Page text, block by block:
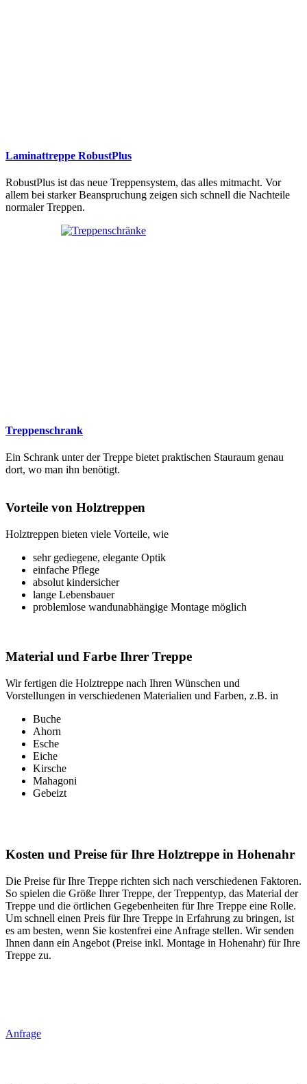
Laminattreppe RobustPlus
RobustPlus ist das neue Treppensystem, das alles mitmacht. Vor
allem bei starker Beanspruchung zeigen sich schnell die Nachteile
normaler Treppen.
Treppenschrank
Ein Schrank unter der Treppe bietet praktischen Stauraum genau
dort, wo man ihn benötigt.
Vorteile von Holztreppen
Holztreppen bieten viele Vorteile, wie
sehr gediegene, elegante Optik
einfache Pflege
absolut kindersicher
lange Lebensbauer
problemlose wandunabhängige Montage möglich
Material und Farbe Ihrer Treppe
Wir fertigen die Holztreppe nach Ihren Wünschen und
Vorstellungen in verschiedenen Materialien und Farben, z.B. in
Buche
Ahorn
Esche
Eiche
Kirsche
Mahagoni
Gebeizt
Kosten und Preise für Ihre Holztreppe in Hohenahr
Die Preise für Ihre Treppe richten sich nach verschiedenen Faktoren.
So spielen die Größe Ihrer Treppe, der Treppentyp, das Material der
Treppe und die örtlichen Gegebenheiten für Ihre Treppe eine Rolle.
Um schnell einen Preis für Ihre Treppe in Erfahrung zu bringen, ist
es am besten, wenn Sie kostenfrei eine Anfrage stellen. Wir senden
Ihnen dann ein Angebot (Preise inkl. Montage in Hohenahr) für Ihre
Treppe zu.
Anfrage